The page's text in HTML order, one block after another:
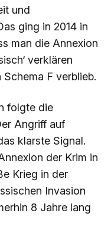
und
ging in 2014 in
man die Annexion
verklären
F verblieb.
folgte die
Angriff auf
klarste Signal.
der Krim in
Krieg in der
Invasion
8 Jahre lang